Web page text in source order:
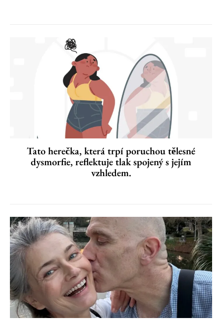
Tato herečka, která trpí poruchou tělesné
dysmorfie, reflektuje tlak spojený s jejím
vzhledem.